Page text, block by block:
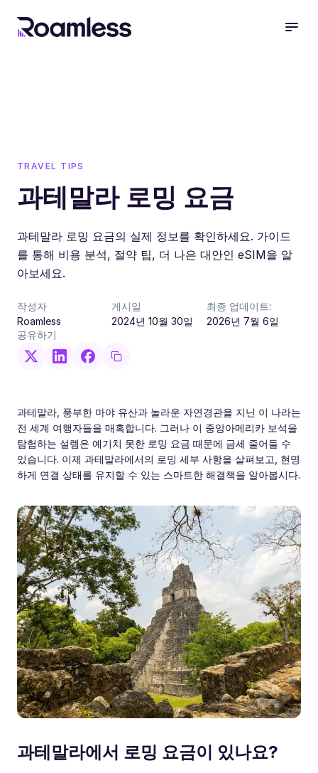
TRAVEL TIPS
과테말라 로밍 요금
과테말라 로밍 요금의 실제 정보를 확인하세요. 가이드
를 통해 비용 분석, 절약 팁, 더 나은 대안인 eSIM을 알
아보세요.
작성자
Roamless
게시일
2024년 10월 30일
최종 업데이트:
2026년 7월 6일
공유하기
과테말라, 풍부한 마야 유산과 놀라운 자연경관을 지닌 이 나라는
전 세계 여행자들을 매혹합니다. 그러나 이 중앙아메리카 보석을
탐험하는 설렘은 예기치 못한 로밍 요금 때문에 금세 줄어들 수
있습니다. 이제 과테말라에서의 로밍 세부 사항을 살펴보고, 현명
하게 연결 상태를 유지할 수 있는 스마트한 해결책을 알아봅시다.
과테말라에서 로밍 요금이 있나요?